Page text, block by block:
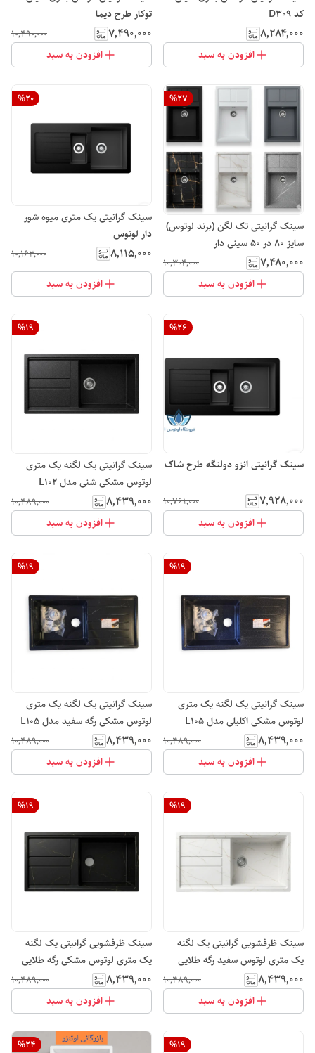
کد D309
۸٬۲۸۴٬۰۰۰
افزودن به سبد
توکار طرح دیما
۷٬۴۹۰٬۰۰۰ ۱۰٬۴۹۰٬۰۰۰
افزودن به سبد
%27
سینک گرانیتی تک لگن (برند لوتوس)
سایز 80 در 50 سینی دار
۷٬۴۸۰٬۰۰۰ ۱۰٬۳۰۴٬۰۰۰
افزودن به سبد
%20
سینک گرانیتی یک متری میوه شور
دار لوتوس
۸٬۱۱۵٬۰۰۰ ۱۰٬۱۶۳٬۰۰۰
افزودن به سبد
%26
سینک گرانیتی انزو دولنگه طرح شاک
۷٬۹۲۸٬۰۰۰ ۱۰٬۷۶۱٬۰۰۰
افزودن به سبد
%19
سینک گرانیتی یک لگنه یک متری
لوتوس مشکی شنی مدل L102
۸٬۴۳۹٬۰۰۰ ۱۰٬۴۸۹٬۰۰۰
افزودن به سبد
%19
سینک گرانیتی یک لگنه یک متری
لوتوس مشکی اکلیلی مدل L10۵
۸٬۴۳۹٬۰۰۰ ۱۰٬۴۸۹٬۰۰۰
افزودن به سبد
%19
سینک گرانیتی یک لگنه یک متری
لوتوس مشکی رگه سفید مدل L10۵
۸٬۴۳۹٬۰۰۰ ۱۰٬۴۸۹٬۰۰۰
افزودن به سبد
%19
سینک ظرفشویی گرانیتی یک لگنه
یک متری لوتوس سفید رگه طلایی
مدل L102
۸٬۴۳۹٬۰۰۰ ۱۰٬۴۸۹٬۰۰۰
افزودن به سبد
%19
سینک ظرفشویی گرانیتی یک لگنه
یک متری لوتوس مشکی رگه طلایی
مدل L102
۸٬۴۳۹٬۰۰۰ ۱۰٬۴۸۹٬۰۰۰
افزودن به سبد
%19
%24